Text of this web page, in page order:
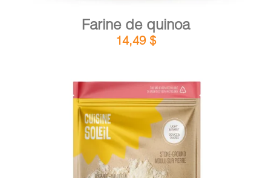
Farine de quinoa
14,49 $